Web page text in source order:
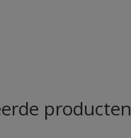
producten